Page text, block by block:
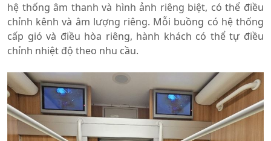
hệ thống âm thanh và hình ảnh riêng biệt, có thể điều
chỉnh kênh và âm lượng riêng. Mỗi buồng có hệ thống
cấp gió và điều hòa riêng, hành khách có thể tự điều
chỉnh nhiệt độ theo nhu cầu.